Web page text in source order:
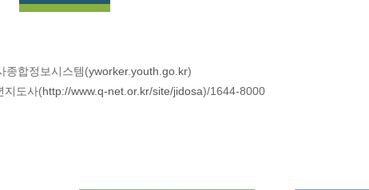
종합정보시스템(yworker.youth.go.kr)
지도사(http://www.q-net.or.kr/site/jidosa)/1644-8000